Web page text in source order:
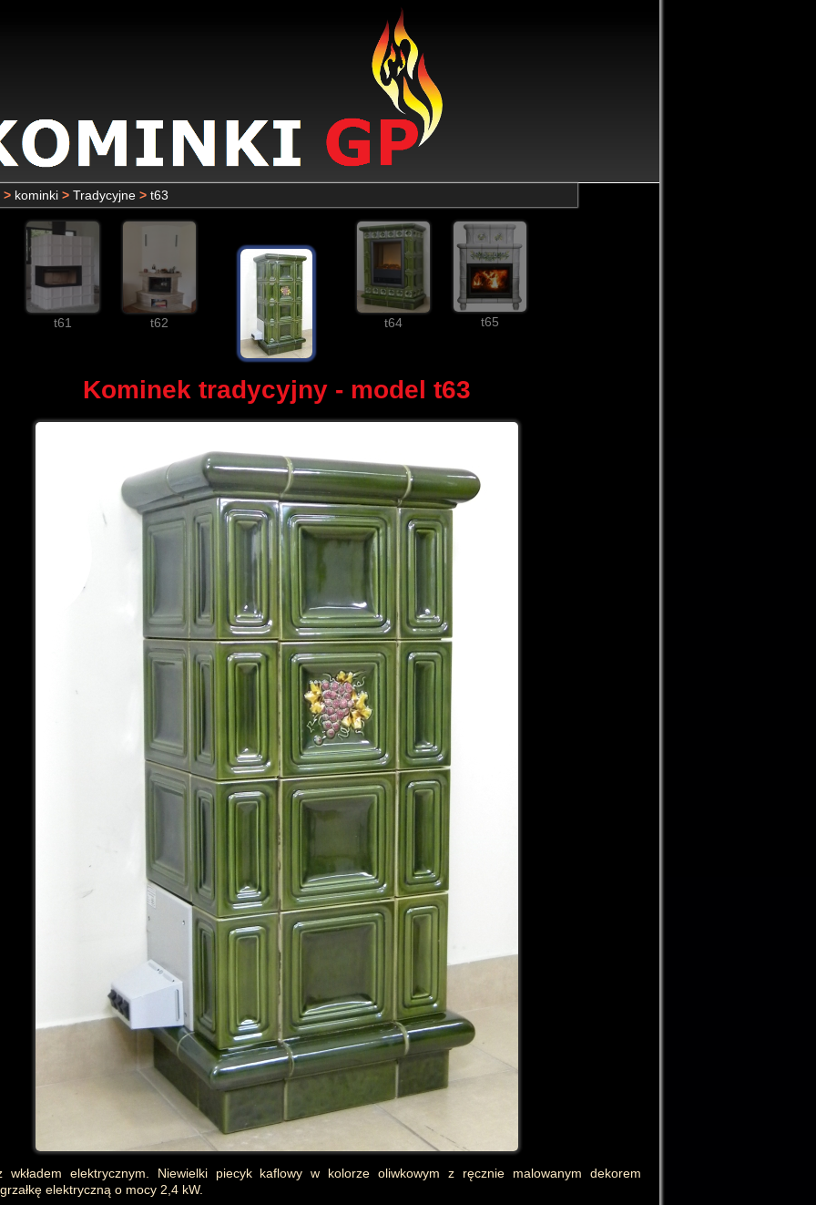
> kominki > Tradycyjne > t63
t62
t61 t64 t65
Kominek tradycyjny - model t63
wkładem elektrycznym. Niewielki piecyk kaflowy w kolorze oliwkowym z ręcznie malowanym dekorem
elektryczną o mocy 2,4 kW.